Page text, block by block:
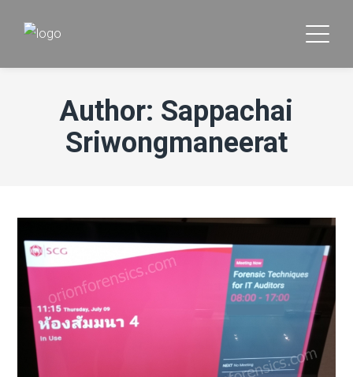
Author: Sappachai
Sriwongmaneerat